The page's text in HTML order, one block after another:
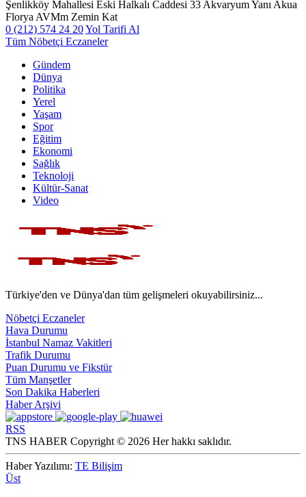
Şenlikköy Mahallesi Eski Halkalı Caddesi 33 Akvaryum Yanı Akua
Florya AVMm Zemin Kat
0 (212) 574 24 20Yol Tarifi Al
Tüm Nöbetçi Eczaneler
Gündem
Dünya
Politika
Yerel
Yaşam
Spor
Eğitim
Ekonomi
Sağlık
Teknoloji
Kültür-Sanat
Video
Türkiye'den ve Dünya'dan tüm gelişmeleri okuyabilirsiniz...
Nöbetçi Eczaneler
Hava Durumu
İstanbul Namaz Vakitleri
Trafik Durumu
Puan Durumu ve Fikstür
Tüm Manşetler
Son Dakika Haberleri
Haber Arşivi
RSS
TNS HABER Copyright © 2026 Her hakkı saklıdır.
Haber Yazılımı: TE Bilişim
Üst